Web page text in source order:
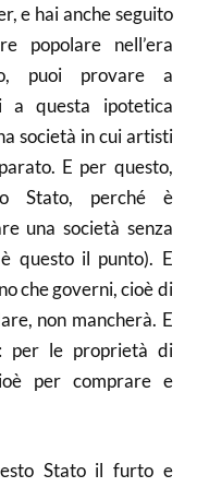
e hai anche seguito
popolare nell’era
puoi provare a
a questa ipotetica
società in cui artisti
E per questo,
Stato, perché è
una società senza
questo il punto). E
che governi, cioè di
non mancherà. E
per le proprietà di
per comprare e
Stato il furto e